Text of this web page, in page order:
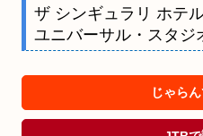
ザ シンギュラリ ホテ
ユニバーサル・スタジ
じゃら